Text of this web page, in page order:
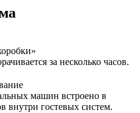
за несколько часов.
машин встроено в
внутри гостевых систем.